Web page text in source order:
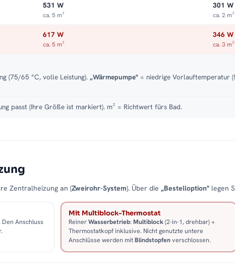
531 W
ca. 5 m²
301 W
ca. 2 m²
617 W
ca. 5 m²
346 W
ca. 3 m²
(75/65 °C, volle Leistung). „Wärmepumpe" = niedrige Vorlauftemperatur
passt (Ihre Größe ist markiert). m² = Richtwert fürs Bad.
Zentralheizung an (Zweirohr-System). Über die „Bestelloption" legen
. Den Anschluss
Mit Multiblock-Thermostat
ReinerWasserbetrieb:Multiblock(2-in-1, drehbar) +
Thermostatkopf inklusive. Nicht genutzte untere
Anschlüsse werden mitBlindstopfenverschlossen.